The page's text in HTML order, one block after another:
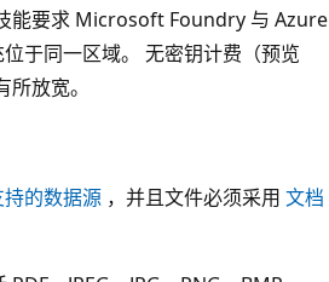
能要求 Microsoft Foundry 与 Azure
于同一区域。 无密钥计费（预览
放宽。
持的数据源 ，并且文件必须采用 文档